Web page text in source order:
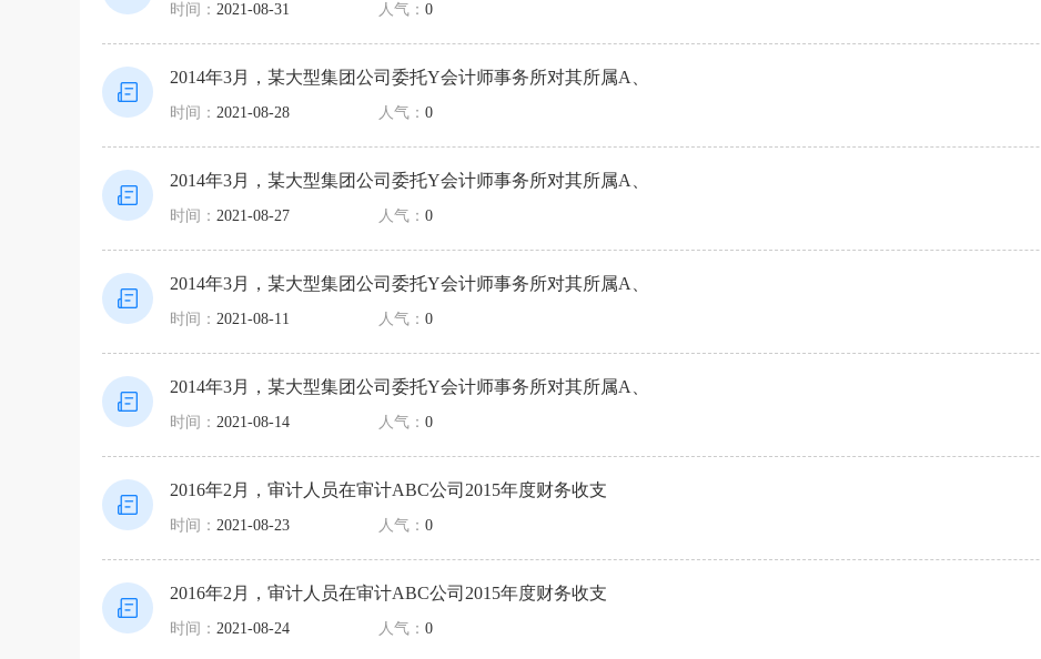
时间： 2021-08-31 人气： 0
2014年3月，某大型集团公司委托Y会计师事务所对其所属A、
时间： 2021-08-28 人气： 0
2014年3月，某大型集团公司委托Y会计师事务所对其所属A、
时间： 2021-08-27 人气： 0
2014年3月，某大型集团公司委托Y会计师事务所对其所属A、
时间： 2021-08-11 人气： 0
2014年3月，某大型集团公司委托Y会计师事务所对其所属A、
时间： 2021-08-14 人气： 0
2016年2月，审计人员在审计ABC公司2015年度财务收支
时间： 2021-08-23 人气： 0
2016年2月，审计人员在审计ABC公司2015年度财务收支
时间： 2021-08-24 人气： 0